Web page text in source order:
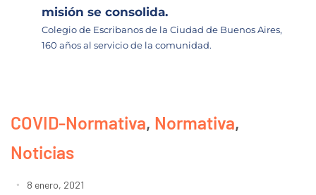
misión se consolida.
Colegio de Escribanos de la Ciudad de Buenos Aires,
160 años al servicio de la comunidad.
COVID-Normativa, Normativa,
Noticias
8 enero, 2021